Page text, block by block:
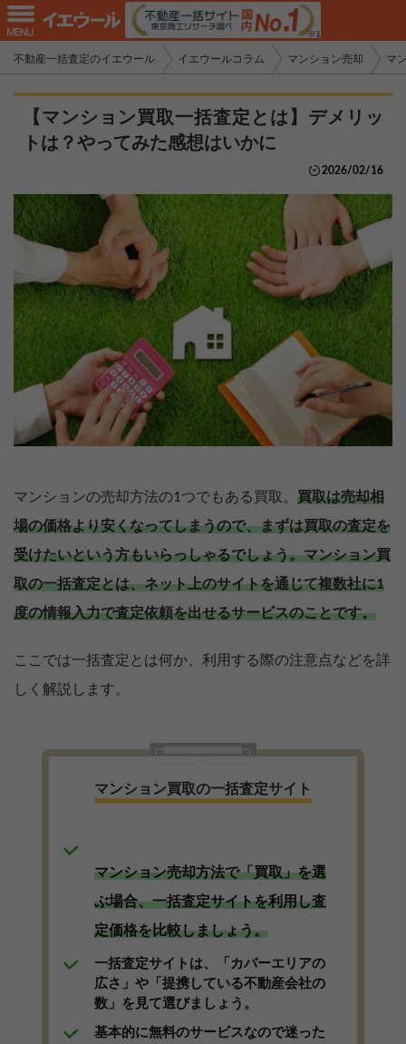
不動産一括査定のイエウール イエウールコラム マンション売却 マ
【マンション買取一括査定とは】デメリッ
トは？やってみた感想はいかに
2026/02/16
マンションの売却方法の1つでもある買取。 買取は売却相
場の価格より安くなってしまうので、まずは買取の査定を
受けたいという方もいらっしゃるでしょう。マンション買
取の一括査定とは、ネット上のサイトを通じて複数社に1
度の情報入力で査定依頼を出せるサービスのことです。
ここでは一括査定とは何か、利用する際の注意点などを詳
しく解説します。
マンション買取の一括査定サイト
マンション売却方法で「買取」を選
ぶ場合、一括査定サイトを利用し査
定価格を比較しましょう。
一括査定サイトは、「カバーエリアの
広さ」や「提携している不動産会社の
数」を見て選びましょう。
基本的に無料のサービスなので迷った